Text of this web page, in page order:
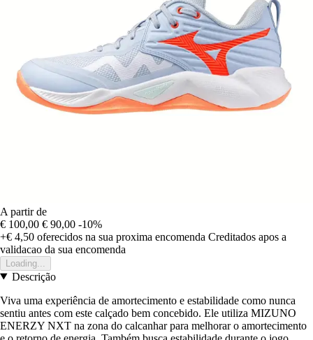
A partir de
€ 100,00 € 90,00 -10%
+€ 4,50 oferecidos na sua proxima encomenda Creditados apos a
validacao da sua encomenda
Loading...
Descrição
Viva uma experiência de amortecimento e estabilidade como nunca
sentiu antes com este calçado bem concebido. Ele utiliza MIZUNO
ENERZY NXT na zona do calcanhar para melhorar o amortecimento